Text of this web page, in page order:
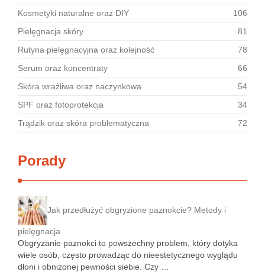
Kosmetyki naturalne oraz DIY
106
Pielęgnacja skóry
81
Rutyna pielęgnacyjna oraz kolejność
78
Serum oraz koncentraty
66
Skóra wrażliwa oraz naczynkowa
54
SPF oraz fotoprotekcja
34
Trądzik oraz skóra problematyczna
72
Porady
Jak przedłużyć obgryzione paznokcie? Metody i
pielęgnacja
Obgryzanie paznokci to powszechny problem, który dotyka
wiele osób, często prowadząc do nieestetycznego wyglądu
dłoni i obniżonej pewności siebie. Czy …